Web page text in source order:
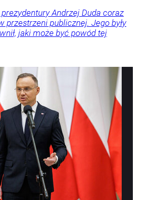
Andrzej Duda coraz
przestrzeni publicznej. Jego były
jaki może być powód tej